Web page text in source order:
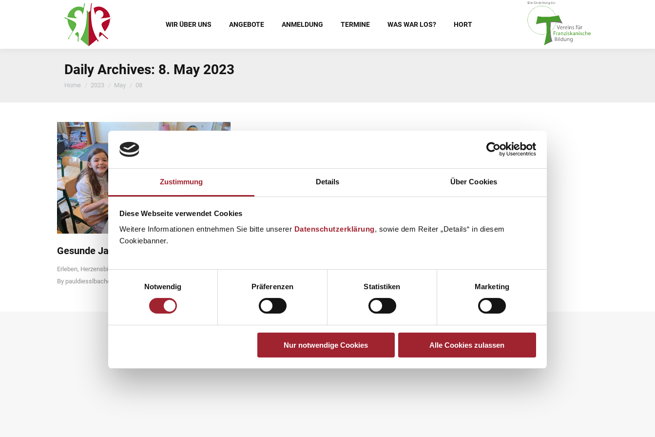
Zustimmung Details Über Cookies
Diese Webseite verwendet Cookies
Weitere Informationen entnehmen Sie bitte unserer Datenschutzerklärung, sowie dem Reiter „Details“ in diesem
Cookiebanner.
Notwendig
Präferenzen Statistiken Marketing
Nur notwendige Cookies Alle Cookies zulassen
WIR ÜBER UNS ANGEBOTE ANMELDUNG TERMINE WAS WAR LOS? HORT
Daily Archives: 8. May 2023
You are here:
Home 2023 May 08
Gesunde Jause der Dinos und Giraffen
Erleben, Herzensbildung,Schuljahr 2022/23
By pauldiesslbacher